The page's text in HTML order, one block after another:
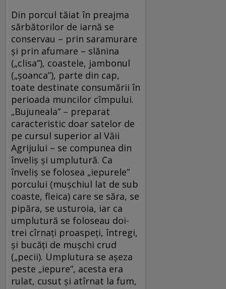
Din porcul tăiat în preajma
sărbătorilor de iarnă se
conservau – prin saramurare
şi prin afumare – slănina
(„clisa”), coastele, jambonul
(„șoanca”), parte din cap,
toate destinate consumării în
perioada muncilor cîmpului.
„Bujuneala” – preparat
caracteristic doar satelor de
pe cursul superior al Văii
Agrijului – se compunea din
înveliş şi umplutură. Ca
înveliş se folosea „iepurele”
porcului (muşchiul lat de sub
coaste, fleica) care se săra, se
pipăra, se usturoia, iar ca
umplutură se foloseau doi-
trei cîrnaţi proaspeţi, întregi,
şi bucăţi de muşchi crud
(„pecii). Umplutura se aşeza
peste „iepure”, acesta era
rulat, cusut şi atîrnat la fum,